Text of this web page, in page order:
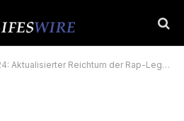
Aktualisierter Reichtum der Rap-Legende